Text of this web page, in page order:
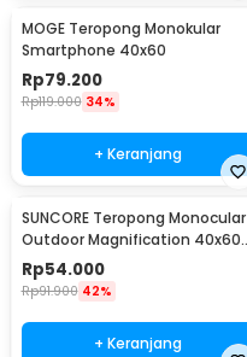
MOGE Teropong Monokular
Smartphone 40x60
Rp79.200
Rp119.000 34%
+ Keranjang
SUNCORE Teropong Monocular
Outdoor Magnification 40x60
Waterproof - 1040
Rp54.000
Rp91.900 42%
+ Keranjang